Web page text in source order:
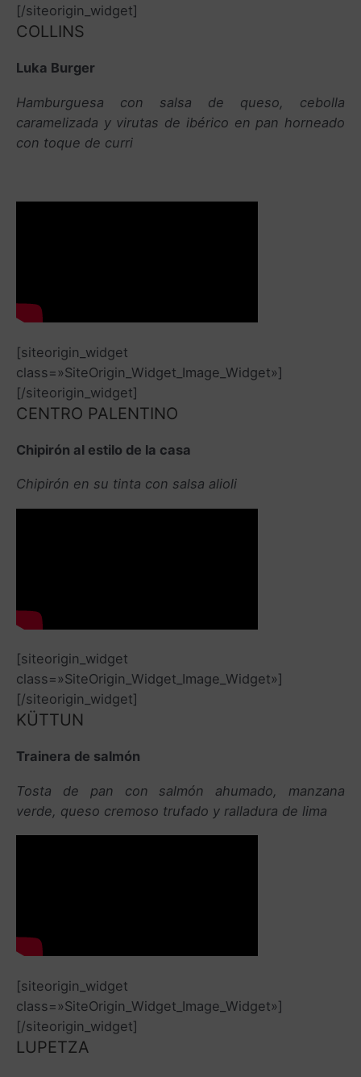
[/siteorigin_widget]
COLLINS
Luka Burger
Hamburguesa con salsa de queso, cebolla
caramelizada y virutas de ibérico en pan horneado
con toque de curri
[siteorigin_widget
class=»SiteOrigin_Widget_Image_Widget»]
[/siteorigin_widget]
CENTRO PALENTINO
Chipirón al estilo de la casa
Chipirón en su tinta con salsa alioli
[siteorigin_widget
class=»SiteOrigin_Widget_Image_Widget»]
[/siteorigin_widget]
KÜTTUN
Trainera de salmón
Tosta de pan con salmón ahumado, manzana
verde, queso cremoso trufado y ralladura de lima
[siteorigin_widget
class=»SiteOrigin_Widget_Image_Widget»]
[/siteorigin_widget]
LUPETZA